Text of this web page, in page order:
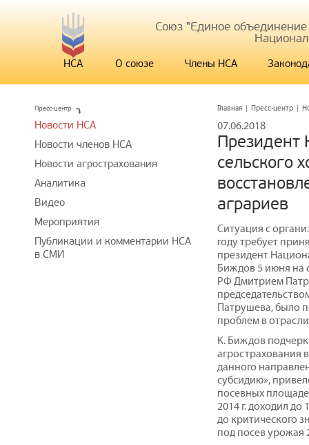
Союз "Единое
НСА О союзе Члены НСА
Главная | Пресс-центр |
07.06.2018
Президент
сельского
аграриев
Ситуация с
году требует
президент
Биждов 5 июня на
РФ Дмитрием
Патрушева, было
проблем в
К. Биждов
агрострахования
данного
субсидию»,
посевных
2014 г. доходил до
до критического
под посев урожая
Пресс-центр
Новости НСА
Новости членов НСА
Новости агрострахования
Аналитика
Видео
Мероприятия
Публикации и комментарии НСА
в СМИ